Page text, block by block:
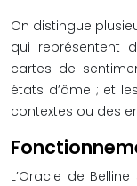
On distingue
qui représentent
cartes de
états d’âme ; et
contextes ou des
L’Oracle de